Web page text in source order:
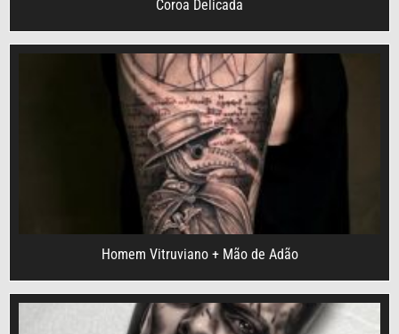
Coroa Delicada
Homem Vitruviano + Mão de Adão